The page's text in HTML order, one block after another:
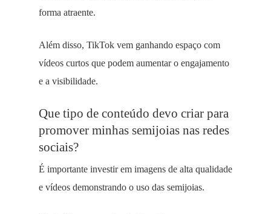
forma atraente.
Além disso, TikTok vem ganhando espaço com
vídeos curtos que podem aumentar o engajamento
e a visibilidade.
Que tipo de conteúdo devo criar para
promover minhas semijoias nas redes
sociais?
É importante investir em imagens de alta qualidade
e vídeos demonstrando o uso das semijoias.